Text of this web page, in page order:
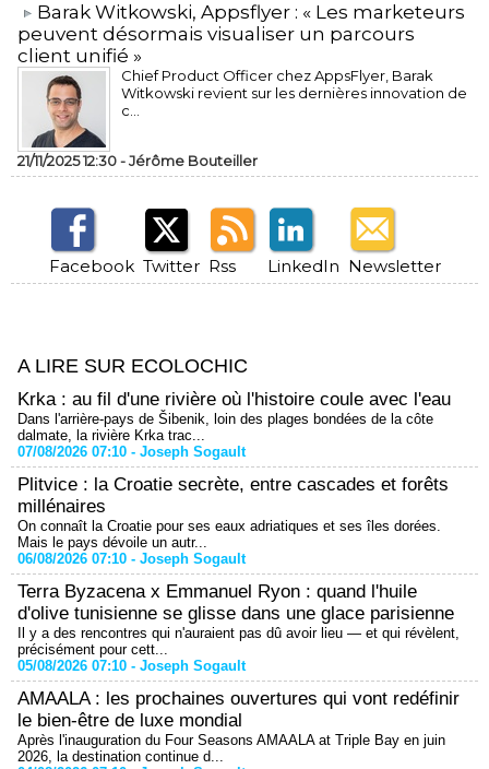
​Barak Witkowski, Appsflyer : « Les marketeurs
peuvent désormais visualiser un parcours
client unifié »
Chief Product Officer chez AppsFlyer, ​Barak
Witkowski revient sur les dernières innovation de
c...
21/11/2025 12:30 -Jérôme Bouteiller
Facebook Twitter Rss LinkedIn Newsletter
A LIRE SUR ECOLOCHIC
Krka : au fil d'une rivière où l'histoire coule avec l'eau
Dans l'arrière-pays de Šibenik, loin des plages bondées de la côte
dalmate, la rivière Krka trac...
07/08/2026 07:10 - Joseph Sogault
Plitvice : la Croatie secrète, entre cascades et forêts
millénaires
On connaît la Croatie pour ses eaux adriatiques et ses îles dorées.
Mais le pays dévoile un autr...
06/08/2026 07:10 - Joseph Sogault
Terra Byzacena x Emmanuel Ryon : quand l'huile
d'olive tunisienne se glisse dans une glace parisienne
Il y a des rencontres qui n'auraient pas dû avoir lieu — et qui révèlent,
précisément pour cett...
05/08/2026 07:10 - Joseph Sogault
AMAALA : les prochaines ouvertures qui vont redéfinir
le bien-être de luxe mondial
Après l'inauguration du Four Seasons AMAALA at Triple Bay en juin
2026, la destination continue d...